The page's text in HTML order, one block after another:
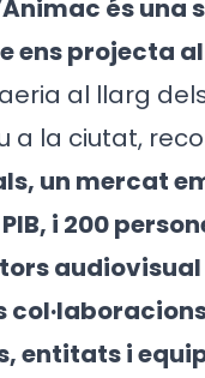
és una
ens projecta
al llarg
a la ciutat,
un mercat
i 200
entitats i